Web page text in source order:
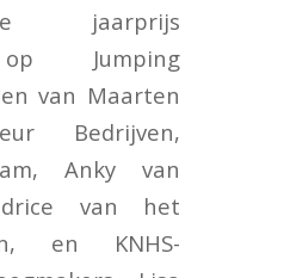
jaarprijs
op Jumping
van Maarten
Bedrijven,
Anky van
van het
en KNHS-